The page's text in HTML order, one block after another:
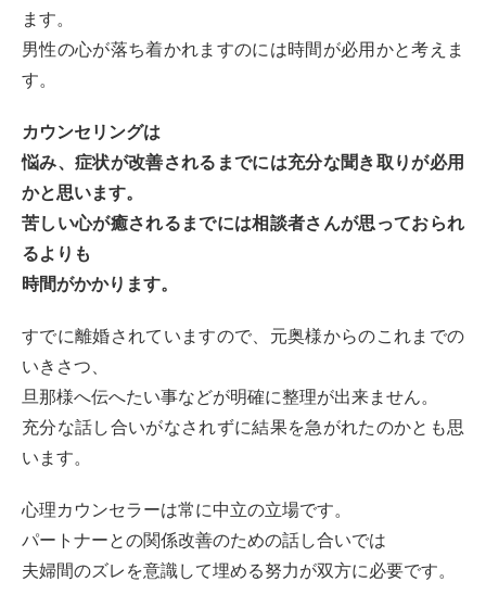
ます。
男性の心が落ち着かれますのには時間が必用かと考えま
す。
カウンセリングは
悩み、症状が改善されるまでには充分な聞き取りが必用
かと思います。
苦しい心が癒されるまでには相談者さんが思っておられ
るよりも
時間がかかります。
すでに離婚されていますので、元奥様からのこれまでの
いきさつ、
旦那様へ伝へたい事などが明確に整理が出来ません。
充分な話し合いがなされずに結果を急がれたのかとも思
います。
心理カウンセラーは常に中立の立場です。
パートナーとの関係改善のための話し合いでは
夫婦間のズレを意識して埋める努力が双方に必要です。